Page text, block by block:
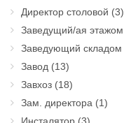
Директор столовой (3)
Заведущий/ая этажом
Заведующий складом
Завод (13)
Завхоз (18)
Зам. директора (1)
Инсталятор (3)